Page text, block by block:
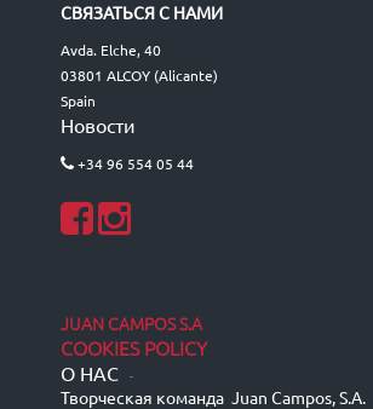
СВЯЗАТЬСЯ С НАМИ
Avda. Elche, 40
03801 ALCOY (Alicante)
Spain
Новости
+34 96 554 05 44
JUAN CAMPOS S.A
COOKIES POLICY
О НАС -
Творческая команда Juan Campos, S.A.